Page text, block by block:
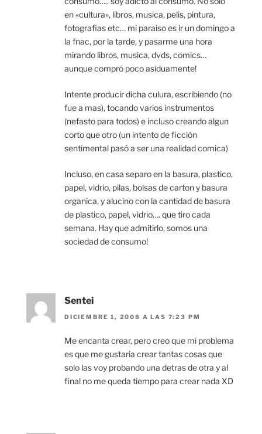
en «cultura», libros, musica, pelis, pintura,
fotografias etc… mi paraiso es ir un domingo a
la fnac, por la tarde, y pasarme una hora
mirando libros, musica, dvds, comics…
aunque compró poco asiduamente!
Intente producir dicha culura, escribiendo (no
fue a mas), tocando varios instrumentos
(nefasto para todos) e incluso creando algun
corto que otro (un intento de ficción
sentimental pasó a ser una realidad comica)
Incluso, en casa separo en la basura, plastico,
papel, vidrio, pilas, bolsas de carton y basura
organica, y alucino con la cantidad de basura
de plastico, papel, vidrio…. que tiro cada
semana. Hay que admitirlo, somos una
sociedad de consumo!
Sentei
DICIEMBRE 1, 2008 A LAS 7:23 PM
Me encanta crear, pero creo que mi problema
es que me gustaria crear tantas cosas que
solo las voy probando una detras de otra y al
final no me queda tiempo para crear nada XD